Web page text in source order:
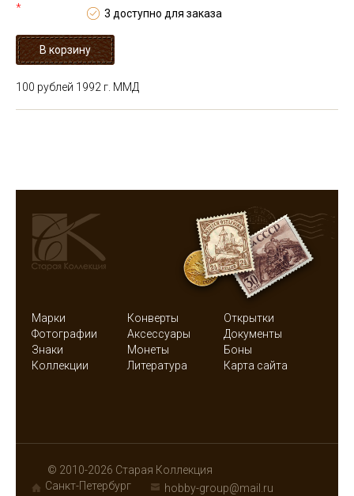
*
3 доступно для заказа
100 рублей 1992 г. ММД
Марки Конверты
Открытки
Фотографии
Аксессуары
Документы
Знаки
Монеты
Боны
Коллекции
Литература Карта сайта
© 2010-2026 Старая Коллекция
Санкт-Петербург
hobby-group@mail.ru